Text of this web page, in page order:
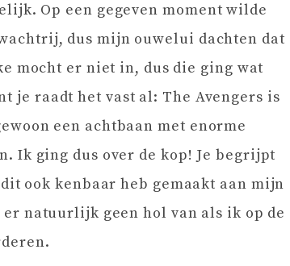
Op een gegeven moment wilde
dus mijn ouwelui dachten dat
mocht er niet in, dus die ging wat
je raadt het vast al: The Avengers is
een achtbaan met enorme
Ik ging dus over de kop! Je begrijpt
ook kenbaar heb gemaakt aan mijn
natuurlijk geen hol van als ik op de